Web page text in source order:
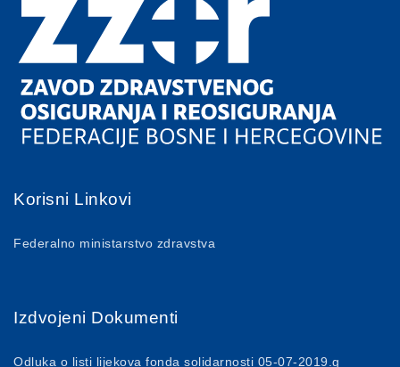
Korisni Linkovi
Federalno ministarstvo zdravstva
Izdvojeni Dokumenti
Odluka o listi lijekova fonda solidarnosti 05-07-2019.g